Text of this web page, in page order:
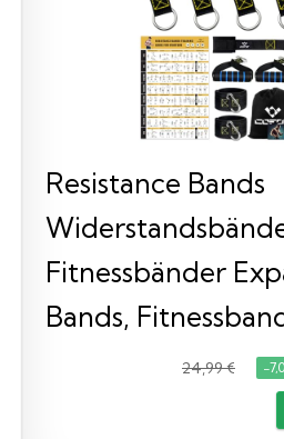
Resistance Bands
Fitnessbänder
Bands,
24,99 €